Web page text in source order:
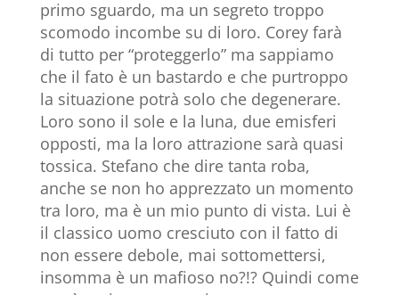
primo sguardo, ma un segreto troppo
scomodo incombe su di loro. Corey farà
di tutto per “proteggerlo” ma sappiamo
che il fato è un bastardo e che purtroppo
la situazione potrà solo che degenerare.
Loro sono il sole e la luna, due emisferi
opposti, ma la loro attrazione sarà quasi
tossica. Stefano che dire tanta roba,
anche se non ho apprezzato un momento
tra loro, ma è un mio punto di vista. Lui è
il classico uomo cresciuto con il fatto di
non essere debole, mai sottomettersi,
insomma è un mafioso no?!? Quindi come